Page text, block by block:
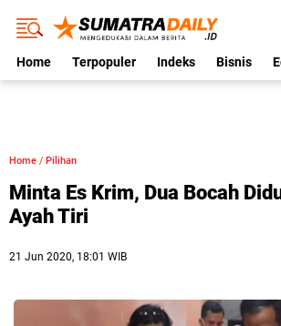
Home Terpopuler Indeks Bisnis
Home / Pilihan
Minta Es Krim, Dua Bocah
Ayah Tiri
21 Jun 2020, 18:01 WIB